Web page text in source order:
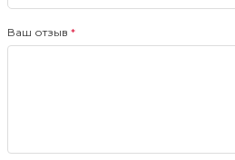
Ваш отзыв